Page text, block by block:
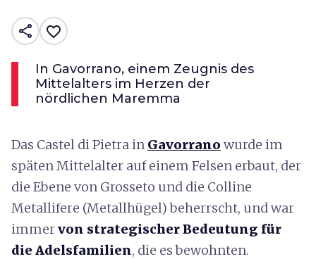
share favorite_border
In Gavorrano, einem Zeugnis des
Mittelalters im Herzen der
nördlichen Maremma
Das Castel di Pietra in Gavorrano wurde im
späten Mittelalter auf einem Felsen erbaut, der
die Ebene von Grosseto und die Colline
Metallifere (Metallhügel) beherrscht, und war
immervon strategischer Bedeutung für
die Adelsfamilien, die es bewohnten.